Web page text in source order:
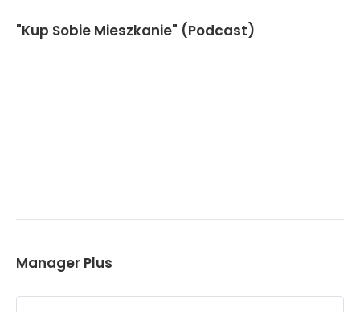
"Kup Sobie Mieszkanie" (Podcast)
Manager Plus